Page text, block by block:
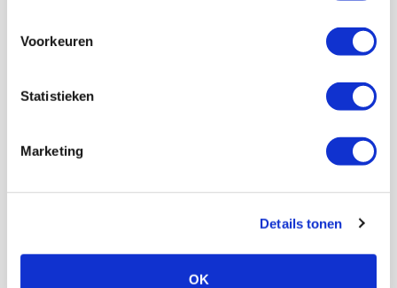
Voorkeuren
Statistieken
Marketing
Details tonen
OK
Hoe moeten we dit seizoen tot nu toe beoordelen? Ajax
staat aan het einde van ‘blok drie’ gelijk met PSV en op